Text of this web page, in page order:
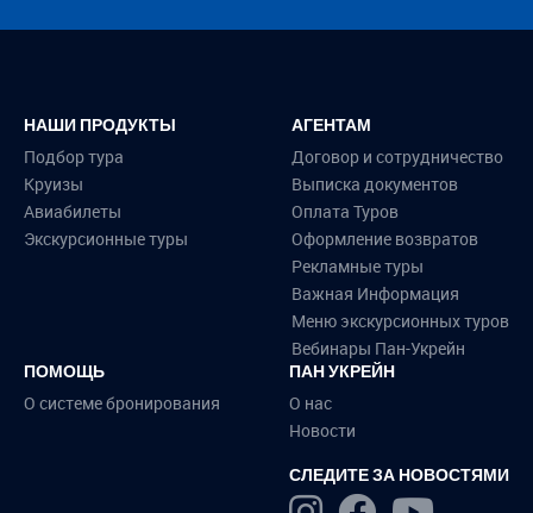
НАШИ ПРОДУКТЫ
Подбор тура
Круизы
Авиабилеты
Экскурсионные туры
АГЕНТАМ
Договор и сотрудничество
Выписка документов
Оплата Туров
Оформление возвратов
Рекламные туры
Важная Информация
Меню экскурсионных туров
Вебинары Пан-Укрейн
ПОМОЩЬ
О системе бронирования
ПАН УКРЕЙН
О нас
Новости
СЛЕДИТЕ ЗА НОВОСТЯМИ